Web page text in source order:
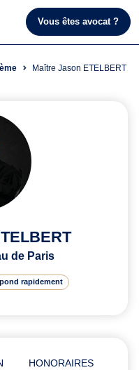
Vous êtes avocat ?
Maître Jason ETELBERT
de Paris
rapidement
HONORAIRES